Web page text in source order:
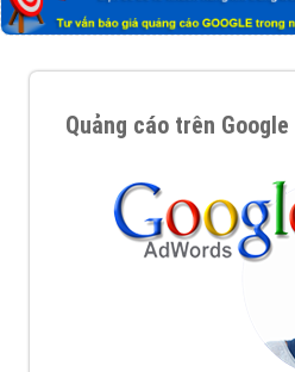
Quảng cáo trên Google